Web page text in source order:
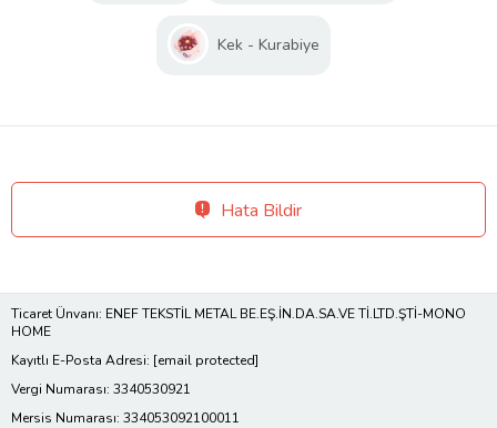
Kek - Kurabiye
Hata Bildir
Ticaret Ünvanı: ENEF TEKSTİL METAL BE.EŞ.İN.DA.SA.VE Tİ.LTD.ŞTİ-MONO
HOME
Kayıtlı E-Posta Adresi: [email protected]
Vergi Numarası: 3340530921
Mersis Numarası: 334053092100011